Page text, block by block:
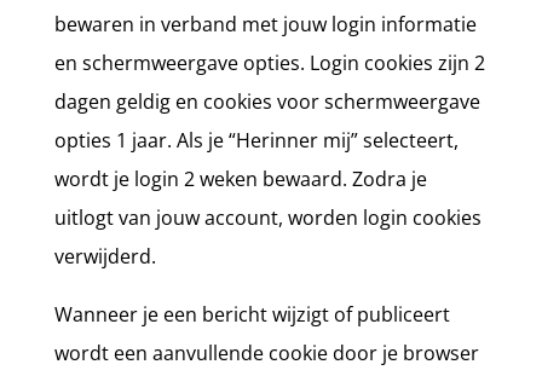
bewaren in verband met jouw login informatie
en schermweergave opties. Login cookies zijn 2
dagen geldig en cookies voor schermweergave
opties 1 jaar. Als je “Herinner mij” selecteert,
wordt je login 2 weken bewaard. Zodra je
uitlogt van jouw account, worden login cookies
verwijderd.
Wanneer je een bericht wijzigt of publiceert
wordt een aanvullende cookie door je browser